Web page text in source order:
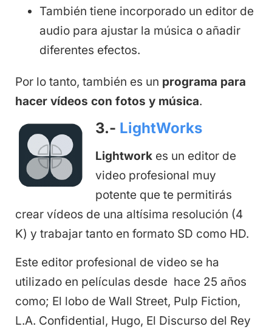
También tiene incorporado un editor de
audio para ajustar la música o añadir
diferentes efectos.
Por lo tanto, también es un programa para
hacer vídeos con fotos y música.
3.- LightWorks
Lightwork es un editor de
video profesional muy
potente que te permitirás
crear vídeos de una altísima resolución (4
K) y trabajar tanto en formato SD como HD.
Este editor profesional de video se ha
utilizado en películas desde hace 25 años
como; El lobo de Wall Street, Pulp Fiction,
L.A. Confidential, Hugo, El Discurso del Rey